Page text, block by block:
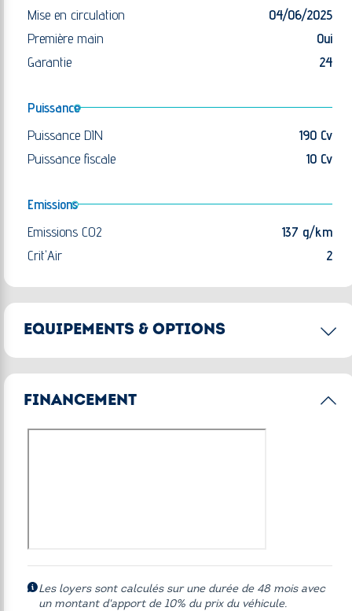
Mise en circulation
04/06/2025
Première main
Oui
Garantie
24
Puissance
Puissance DIN
190 Cv
Puissance fiscale
10 Cv
Emissions
Emissions CO2
137 g/km
Crit'Air
2
EQUIPEMENTS & OPTIONS
Accès Confort
Alarme antivol
Pack Innovation
FINANCEMENT
Les loyers sont calculés sur une durée de 48 mois avec
un montant d'apport de 10% du prix du véhicule.